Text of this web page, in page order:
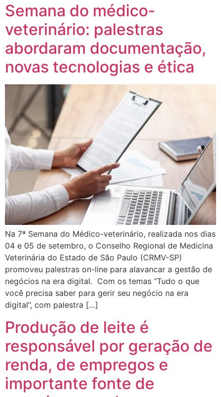
Semana do médico-
veterinário: palestras
abordaram documentação,
novas tecnologias e ética
Na 7ª Semana do Médico-veterinário, realizada nos dias
04 e 05 de setembro, o Conselho Regional de Medicina
Veterinária do Estado de São Paulo (CRMV-SP)
promoveu palestras on-line para alavancar a gestão de
negócios na era digital. Com os temas “Tudo o que
você precisa saber para gerir seu negócio na era
digital”, com palestra […]
Produção de leite é
responsável por geração de
renda, de empregos e
importante fonte de